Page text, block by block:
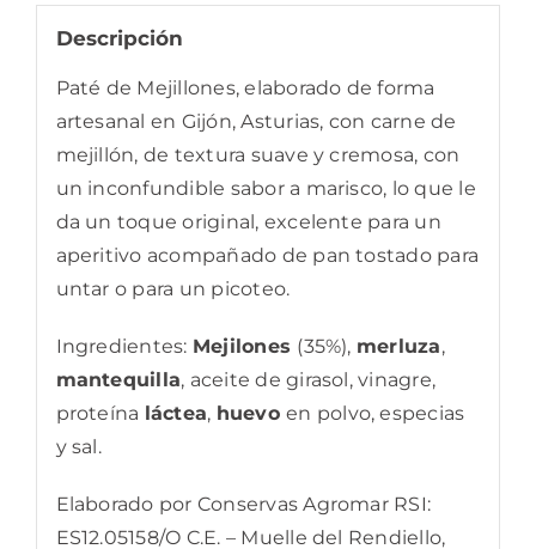
Descripción
Paté de Mejillones, elaborado de forma
artesanal en Gijón, Asturias, con carne de
mejillón, de textura suave y cremosa, con
un inconfundible sabor a marisco, lo que le
da un toque original, excelente para un
aperitivo acompañado de pan tostado para
untar o para un picoteo.
Ingredientes: Mejilones (35%), merluza,
mantequilla, aceite de girasol, vinagre,
proteína láctea, huevoen polvo, especias
y sal.
Elaborado por Conservas Agromar RSI:
ES12.05158/O C.E. – Muelle del Rendiello,